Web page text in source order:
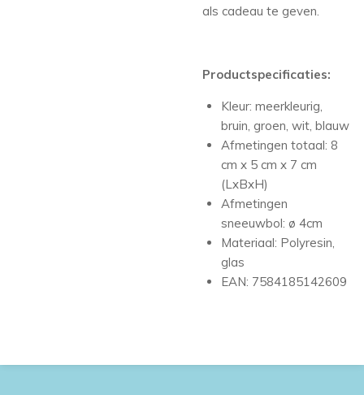
als cadeau te geven.
Productspecificaties:
Kleur: meerkleurig,
bruin, groen, wit, blauw
Afmetingen totaal: 8
cm x 5 cm x 7 cm
(LxBxH)
Afmetingen
sneeuwbol: ø 4cm
Materiaal: Polyresin,
glas
EAN: 7584185142609